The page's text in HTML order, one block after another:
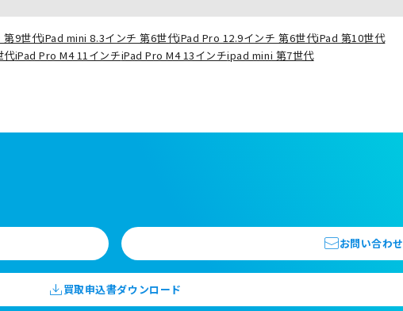
第9世代iPad mini 8.3インチ 第6世代iPad Pro 12.9インチ 第6世代iPad 第10世代
代iPad Pro M4 11インチiPad Pro M4 13インチipad mini 第7世代
お問い合わせ
買取申込書ダウンロード